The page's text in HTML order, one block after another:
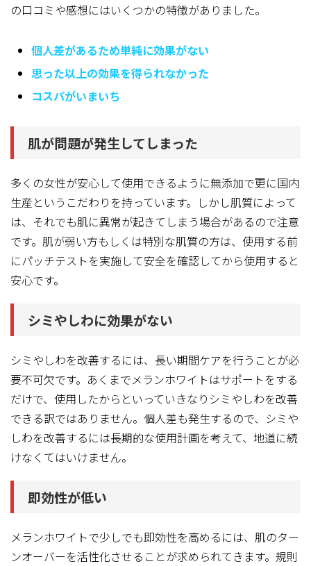
の口コミや感想にはいくつかの特徴がありました。
個人差があるため単純に効果がない
思った以上の効果を得られなかった
コスパがいまいち
肌が問題が発生してしまった
多くの女性が安心して使用できるように無添加で更に国内
生産というこだわりを持っています。しかし肌質によって
は、それでも肌に異常が起きてしまう場合があるので注意
です。肌が弱い方もしくは特別な肌質の方は、使用する前
にパッチテストを実施して安全を確認してから使用すると
安心です。
シミやしわに効果がない
シミやしわを改善するには、長い期間ケアを行うことが必
要不可欠です。あくまでメランホワイトはサポートをする
だけで、使用したからといっていきなりシミやしわを改善
できる訳ではありません。個人差も発生するので、シミや
しわを改善するには長期的な使用計画を考えて、地道に続
けなくてはいけません。
即効性が低い
メランホワイトで少しでも即効性を高めるには、肌のター
ンオーバーを活性化させることが求められてきます。規則